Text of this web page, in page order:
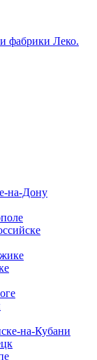
фабрики Леко.
на-Дону
на-Кубани